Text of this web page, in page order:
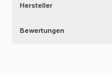
Hersteller
Bewertungen